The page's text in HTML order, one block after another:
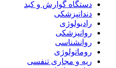
دستگاه گوارش و کبد
دندانپزشکی
رادیولوژی
روانپزشکی
روانشناسی
روماتولوژی
ریه و مجاری تنفسی